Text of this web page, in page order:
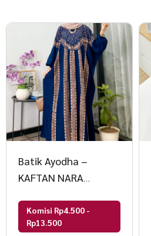
Batik Ayodha –
KAFTAN NARA
Komisi Rp4.500 -
Rp13.500